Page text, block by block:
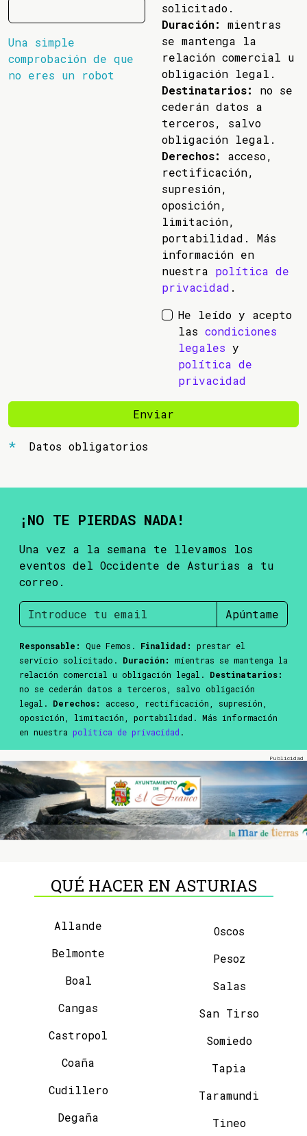
Una simple
comprobación de que
no eres un robot
solicitado.
Duración:
mientras
se mantenga la
relación comercial u
obligación legal.
Destinatarios:
no se
cederán datos a
terceros, salvo
obligación legal.
Derechos:
acceso,
rectificación,
supresión,
oposición,
limitación,
portabilidad. Más
información en
nuestra política de
privacidad .
He leído y acepto
las condiciones
legales y
política de
privacidad
Enviar
Datos obligatorios
¡NO TE PIERDAS NADA!
Una vez a la semana te llevamos los
eventos del Occidente de Asturias a tu
correo.
Apúntame
Responsable: Que Femos. Finalidad:
prestar el
servicio solicitado. Duración:
mientras se mantenga la
relación comercial u obligación legal. Destinatarios:
no se cederán datos a terceros, salvo obligación
legal. Derechos:
acceso, rectificación, supresión,
oposición, limitación, portabilidad. Más información
en nuestra política de privacidad .
QUÉ HACER EN ASTURIAS
Allande
Belmonte
Boal
Cangas
Castropol
Coaña
Cudillero
Degaña
Oscos
Pesoz
Salas
San Tirso
Somiedo
Tapia
Taramundi
Tineo